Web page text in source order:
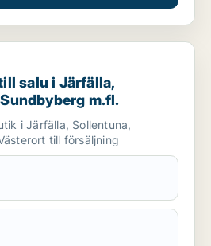
i Järfälla, Sollentuna eller
salu i Järfälla,
m.fl.
i Järfälla, Sollentuna,
till försäljning